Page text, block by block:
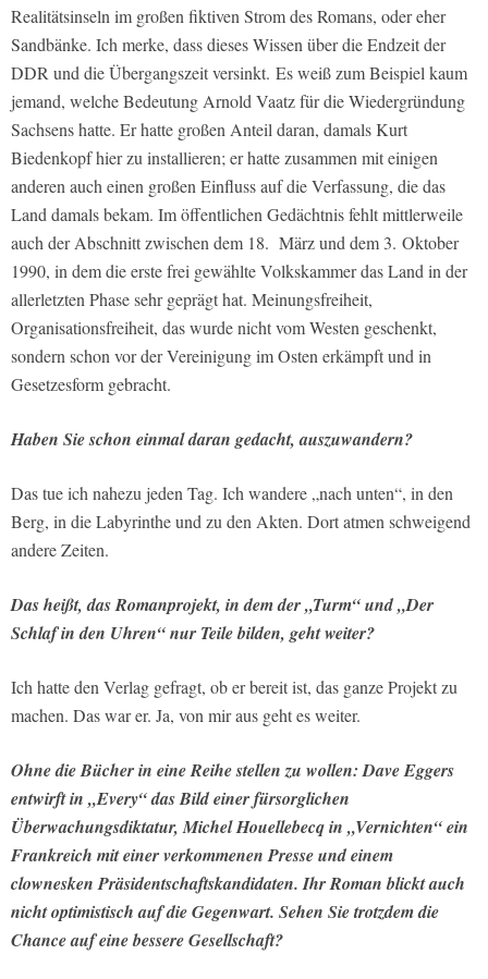
Realitätsinseln im großen fiktiven Strom des Romans, oder eher
Sandbänke. Ich merke, dass dieses Wissen über die Endzeit der
DDR und die Übergangszeit versinkt. Es weiß zum Beispiel kaum
jemand, welche Bedeutung Arnold Vaatz für die Wiedergründung
Sachsens hatte. Er hatte großen Anteil daran, damals Kurt
Biedenkopf hier zu installieren; er hatte zusammen mit einigen
anderen auch einen großen Einfluss auf die Verfassung, die das
Land damals bekam. Im öffentlichen Gedächtnis fehlt mittlerweile
auch der Abschnitt zwischen dem 18. März und dem 3. Oktober
1990, in dem die erste frei gewählte Volkskammer das Land in der
allerletzten Phase sehr geprägt hat. Meinungsfreiheit,
Organisationsfreiheit, das wurde nicht vom Westen geschenkt,
sondern schon vor der Vereinigung im Osten erkämpft und in
Gesetzesform gebracht.
Haben Sie schon einmal daran gedacht, auszuwandern?
Das tue ich nahezu jeden Tag. Ich wandere „nach unten“, in den
Berg, in die Labyrinthe und zu den Akten. Dort atmen schweigend
andere Zeiten.
Das heißt, das Romanprojekt, in dem der „Turm“ und „Der
Schlaf in den Uhren“ nur Teile bilden, geht weiter?
Ich hatte den Verlag gefragt, ob er bereit ist, das ganze Projekt zu
machen. Das war er. Ja, von mir aus geht es weiter.
Ohne die Bücher in eine Reihe stellen zu wollen: Dave Eggers
entwirft in „Every“ das Bild einer fürsorglichen
Überwachungsdiktatur, Michel Houellebecq in „Vernichten“ ein
Frankreich mit einer verkommenen Presse und einem
clownesken Präsidentschaftskandidaten. Ihr Roman blickt auch
nicht optimistisch auf die Gegenwart. Sehen Sie trotzdem die
Chance auf eine bessere Gesellschaft?